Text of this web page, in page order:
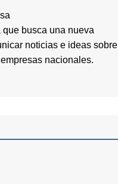
busca una nueva
noticias e ideas sobre
nacionales.